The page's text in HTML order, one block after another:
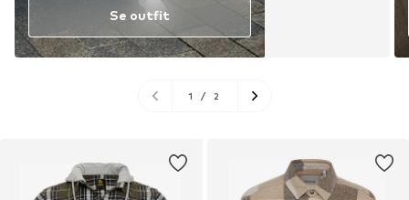
Se outfit
1 / 2